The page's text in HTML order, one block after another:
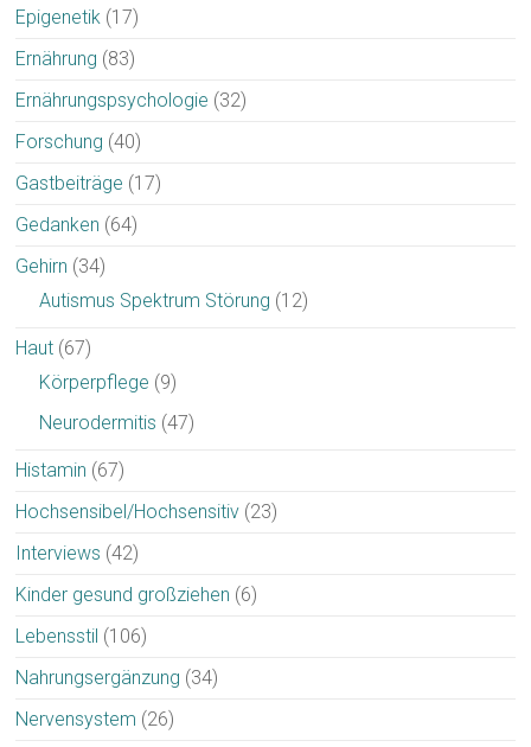
Epigenetik (17)
Ernährung (83)
Ernährungspsychologie (32)
Forschung (40)
Gastbeiträge (17)
Gedanken (64)
Gehirn (34)
Autismus Spektrum Störung (12)
Haut (67)
Körperpflege (9)
Neurodermitis (47)
Histamin (67)
Hochsensibel/Hochsensitiv (23)
Interviews (42)
Kinder gesund großziehen (6)
Lebensstil (106)
Nahrungsergänzung (34)
Nervensystem (26)